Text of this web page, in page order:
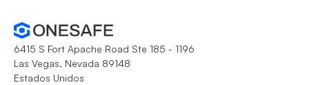
6415 S Fort Apache Road Ste 185 - 1196
Las Vegas, Nevada 89148
Estados Unidos